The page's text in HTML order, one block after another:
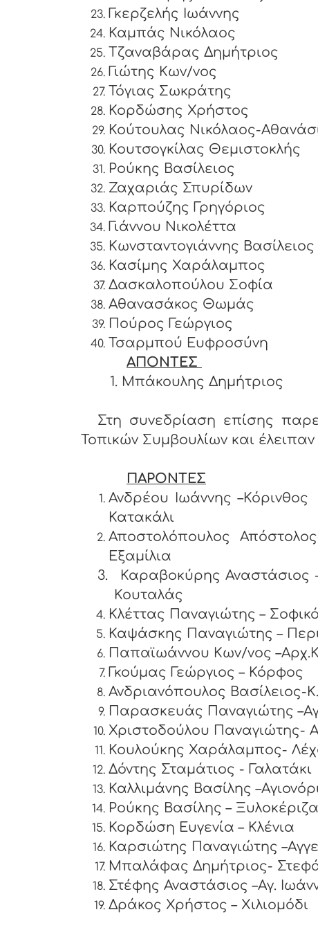
Γκερζελής Ιωάννης
Καμπάς Νικόλαος
Τζαναβάρας Δημήτριος
Γιώτης Κων/νος
Τόγιας Σωκράτης
Κορδώσης Χρήστος
Κούτουλας Νικόλαος-
Κουτσογκίλας Θεμιστοκλής
Ρούκης Βασίλειος
Ζαχαριάς Σπυρίδων
Καρπούζης Γρηγόριος
Γιάννου Νικολέττα
Κωνσταντογιάννης Βασίλειος
Κασίμης Χαράλαμπος
Δασκαλοπούλου Σοφία
Αθανασάκος Θωμάς
Πούρος Γεώργιος
Τσαρμπού Ευφροσύνη
ΑΠΟΝΤΕΣ
1. Μπάκουλης Δημήτριος
Στη συνεδρίαση επίσης
Τοπικών Συμβουλίων και έλειπαν
ΠΑΡΟΝΤΕΣ
Ανδρέου Ιωάννης
Κατακάλι
Αποστολόπουλος
Εξαμίλια
3.
Καραβοκύρης
Κουταλάς
Κλέττας Παναγιώτης – Σοφικό
Καψάσκης Παναγιώτης –
Παπαϊωάννου Κων/νος
Γκούμας Γεώργιος –
Ανδριανόπουλος
Παρασκευάς Παναγιώτης
Χριστοδούλου
Κουλούκης Χαράλαμπος-
Δόντης
Καλλιμάνης Βασίλης
Ρούκης Βασίλης – Ξυλοκέριζα
Κορδώση Ευγενία – Κλένια
Καρσιώτης Παναγιώτης
Μπαλάφας Δημήτριος-
Στέφης Αναστάσιος –Αγ.
Δράκος Χρήστος –